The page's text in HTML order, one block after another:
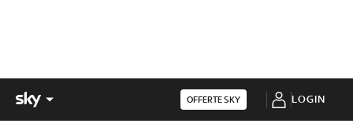
OFFERTE SKY LOGIN